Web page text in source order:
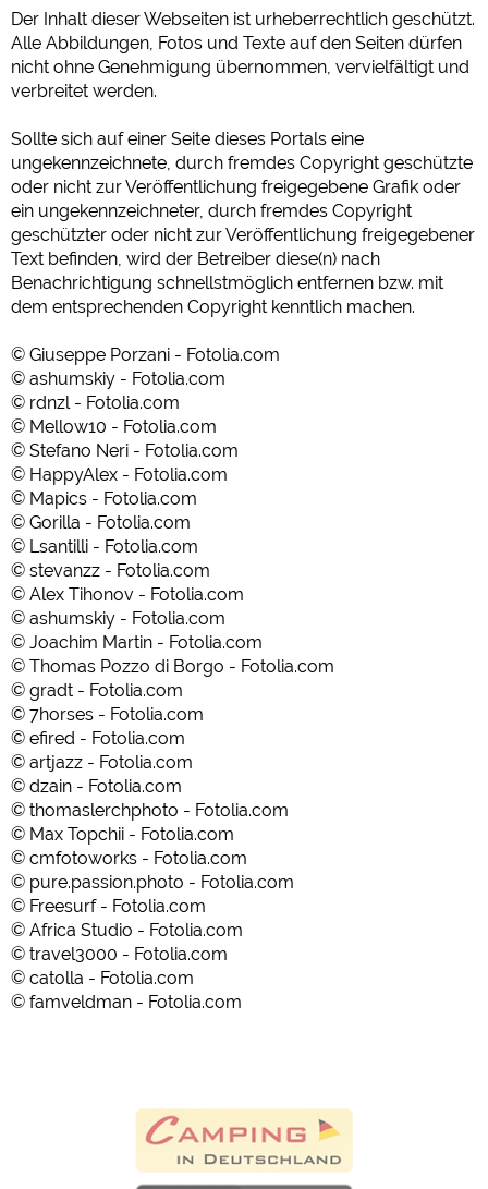
Der Inhalt dieser Webseiten ist urheberrechtlich geschützt.
Alle Abbildungen, Fotos und Texte auf den Seiten dürfen
nicht ohne Genehmigung übernommen, vervielfältigt und
verbreitet werden.
Sollte sich auf einer Seite dieses Portals eine
ungekennzeichnete, durch fremdes Copyright geschützte
oder nicht zur Veröffentlichung freigegebene Grafik oder
ein ungekennzeichneter, durch fremdes Copyright
geschützter oder nicht zur Veröffentlichung freigegebener
Text befinden, wird der Betreiber diese(n) nach
Benachrichtigung schnellstmöglich entfernen bzw. mit
dem entsprechenden Copyright kenntlich machen.
© Giuseppe Porzani - Fotolia.com
© ashumskiy - Fotolia.com
© rdnzl - Fotolia.com
© Mellow10 - Fotolia.com
© Stefano Neri - Fotolia.com
© HappyAlex - Fotolia.com
© Mapics - Fotolia.com
© Gorilla - Fotolia.com
© Lsantilli - Fotolia.com
© stevanzz - Fotolia.com
© Alex Tihonov - Fotolia.com
© ashumskiy - Fotolia.com
© Joachim Martin - Fotolia.com
© Thomas Pozzo di Borgo - Fotolia.com
© gradt - Fotolia.com
© 7horses - Fotolia.com
© efired - Fotolia.com
© artjazz - Fotolia.com
© dzain - Fotolia.com
© thomaslerchphoto - Fotolia.com
© Max Topchii - Fotolia.com
© cmfotoworks - Fotolia.com
© pure.passion.photo - Fotolia.com
© Freesurf - Fotolia.com
© Africa Studio - Fotolia.com
© travel3000 - Fotolia.com
© catolla - Fotolia.com
© famveldman - Fotolia.com